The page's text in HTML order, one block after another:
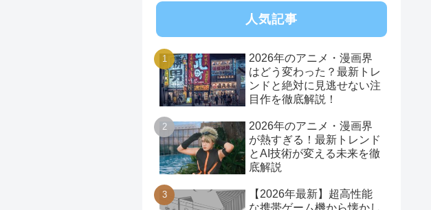
人気記事
2026年のアニメ・漫画界
はどう変わった？最新トレ
ンドと絶対に見逃せない注
目作を徹底解説！
2026年のアニメ・漫画界
が熱すぎる！最新トレンド
とAI技術が変える未来を徹
底解説
【2026年最新】超高性能
な携帯ゲーム機から懐かし